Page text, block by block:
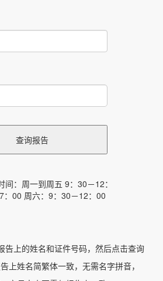
间：周一到周五 9：30－12：
：00 周六：9：30－12：00
告上的姓名和证件号码，然后点击查询
上姓名简繁体一致，无需名字拼音，